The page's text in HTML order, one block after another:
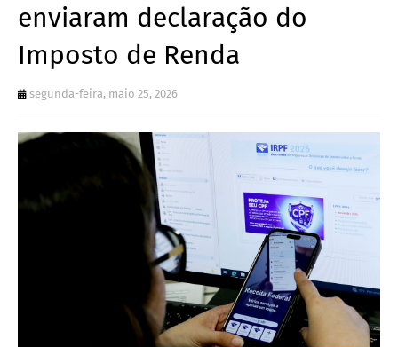
enviaram declaração do
Imposto de Renda
segunda-feira, maio 25, 2026